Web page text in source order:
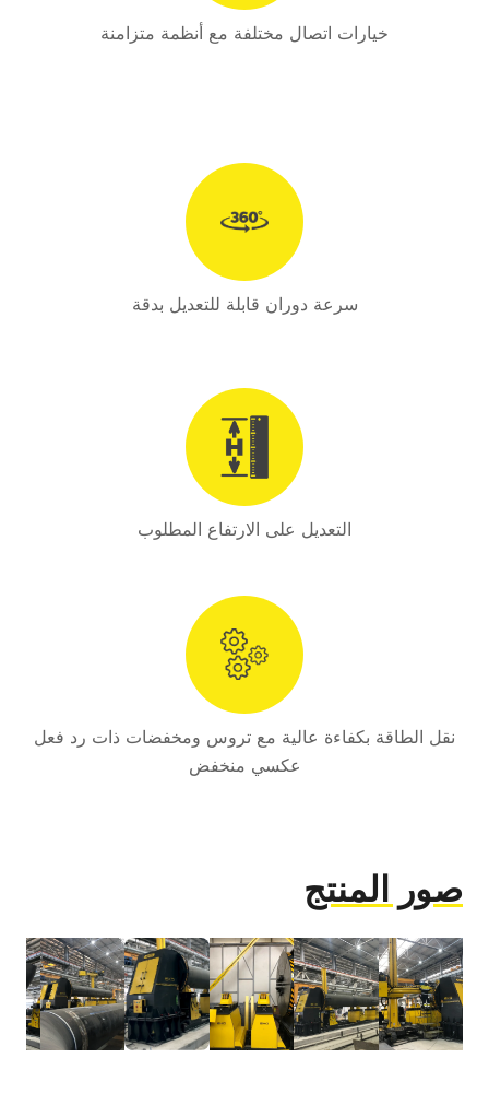
خيارات اتصال مختلفة مع أنظمة متزامنة
سرعة دوران قابلة للتعديل بدقة
التعديل على الارتفاع المطلوب
نقل الطاقة بكفاءة عالية مع تروس ومخفضات ذات رد فعل
عكسي منخفض
صور المنتج